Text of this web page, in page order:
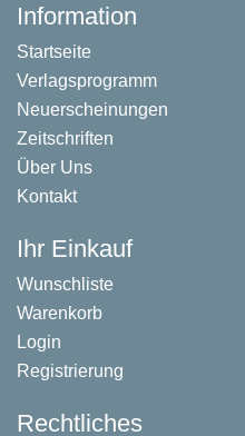
Information
Startseite
Verlagsprogramm
Neuerscheinungen
Zeitschriften
Über Uns
Kontakt
Ihr Einkauf
Wunschliste
Warenkorb
Login
Registrierung
Rechtliches